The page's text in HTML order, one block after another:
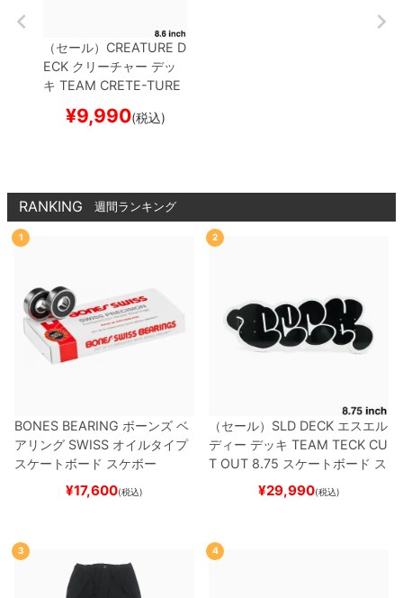
（セール） CREATURE D
ECK クリーチャー デッ
キ TEAM CRETE-TURE
スケボー
¥9,990(税込)
RANKING 週間ランキング
1
BONES BEARING ボーンズ ベ
アリング SWISS オイルタイプ
スケートボード スケボー
¥17,600(税込)
2
（セール） SLD DECK エスエル
ディー デッキ TEAM TECK CU
T OUT 8.75 スケートボード ス
¥29,990(税込)
3 4